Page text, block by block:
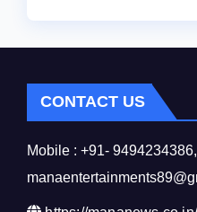
CONTACT US
Mobile : +91-